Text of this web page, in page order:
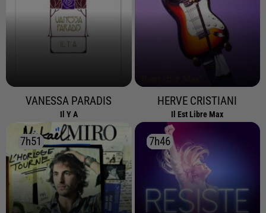
VANESSA PARADIS
Il Y A
HERVE CRISTIANI
Il Est Libre Max
7h51
7h51 7h46
7h46